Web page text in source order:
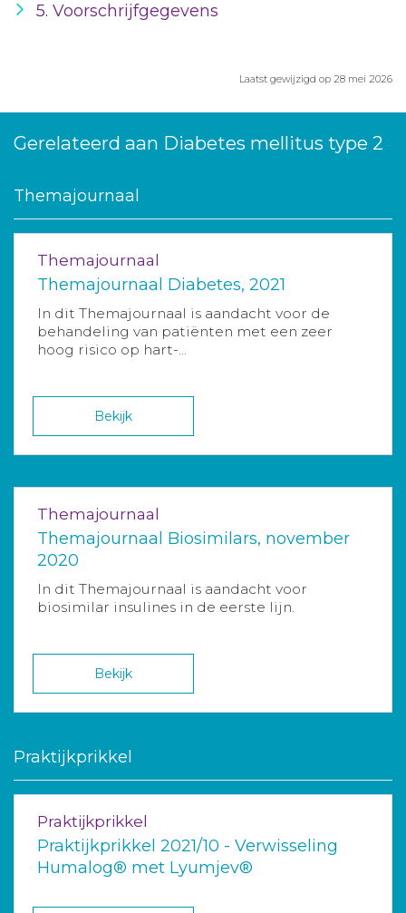
5. Voorschrijfgegevens
Laatst gewijzigd op 28 mei 2026
Gerelateerd aan Diabetes mellitus type 2
Themajournaal
Themajournaal
Themajournaal Diabetes, 2021
In dit Themajournaal is aandacht voor de
behandeling van patiënten met een zeer
hoog risico op hart-...
Bekijk
Themajournaal
Themajournaal Biosimilars, november
2020
In dit Themajournaal is aandacht voor
biosimilar insulines in de eerste lijn.
Bekijk
Praktijkprikkel
Praktijkprikkel
Praktijkprikkel 2021/10 - Verwisseling
Humalog® met Lyumjev®